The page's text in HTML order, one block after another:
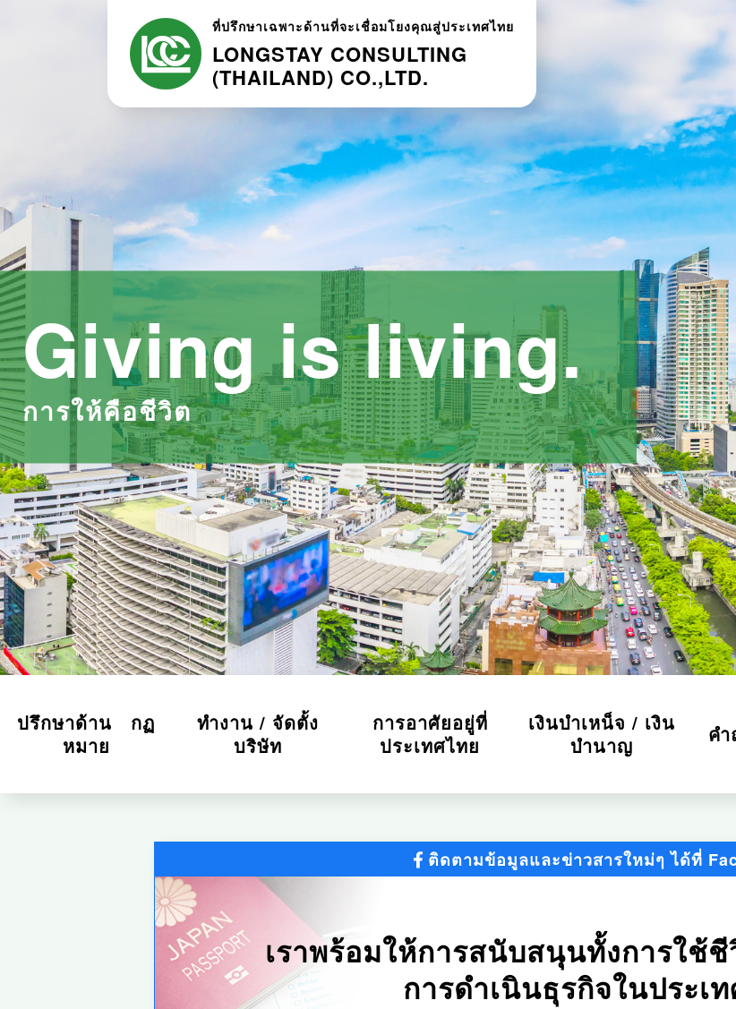
Giving is living.
การให้คือชีวิต
ที่ปรึกษาเฉพาะด้านที่จะเชื่อมโยงคุณสู่ประเทศไทย
LONGSTAY CONSULTING
(THAILAND) CO.,LTD.
ปรึกษาด้าน กฏ
หมาย
ทำงาน / จัดตั้ง
บริษัท
การอาศัยอยู่ที่
ประเทศไทย
เงินบำเหน็จ / เงิน
บำนาญ
ค
ติดตามข้อมูลและข่าวสารใหม่ๆ ได้ที่
เราพร้อมให้การสนับสนุนทั้งการใช้
การดำเนินธุรกิจในประเ